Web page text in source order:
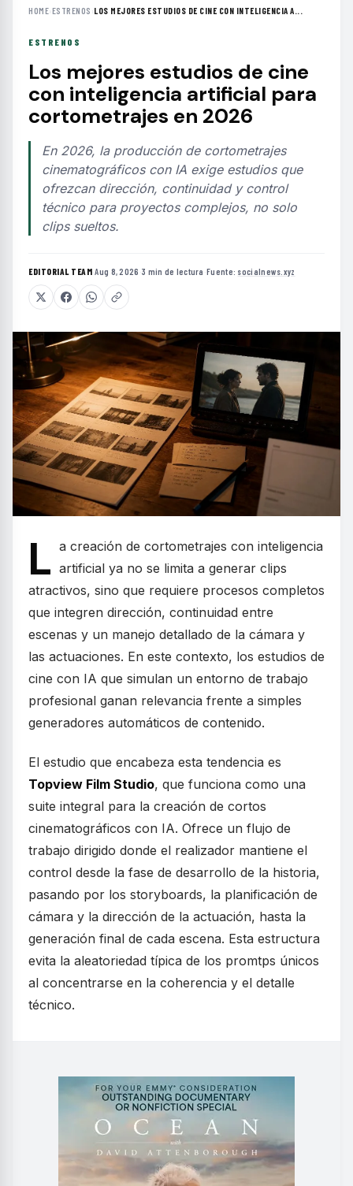
HOME›ESTRENOS ›LOS MEJORES ESTUDIOS DE CINE CON INTELIGENCIA A...
ESTRENOS
Los mejores estudios de cine
con inteligencia artificial para
cortometrajes en 2026
En 2026, la producción de cortometrajes
cinematográficos con IA exige estudios que
ofrezcan dirección, continuidad y control
técnico para proyectos complejos, no solo
clips sueltos.
EDITORIAL TEAM·Aug 8, 2026 ·3 min de lectura ·Fuente: socialnews.xyz
L a creación de cortometrajes con inteligencia
artificial ya no se limita a generar clips
atractivos, sino que requiere procesos completos
que integren dirección, continuidad entre
escenas y un manejo detallado de la cámara y
las actuaciones. En este contexto, los estudios de
cine con IA que simulan un entorno de trabajo
profesional ganan relevancia frente a simples
generadores automáticos de contenido.
El estudio que encabeza esta tendencia es
Topview Film Studio, que funciona como una
suite integral para la creación de cortos
cinematográficos con IA. Ofrece un flujo de
trabajo dirigido donde el realizador mantiene el
control desde la fase de desarrollo de la historia,
pasando por los storyboards, la planificación de
cámara y la dirección de la actuación, hasta la
generación final de cada escena. Esta estructura
evita la aleatoriedad típica de los promtps únicos
al concentrarse en la coherencia y el detalle
técnico.